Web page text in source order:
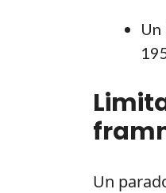
Un